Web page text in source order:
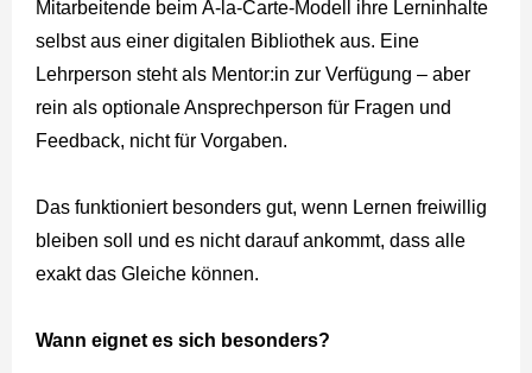
Mitarbeitende beim À-la-Carte-Modell ihre Lerninhalte
selbst aus einer digitalen Bibliothek aus. Eine
Lehrperson steht als Mentor:in zur Verfügung – aber
rein als optionale Ansprechperson für Fragen und
Feedback, nicht für Vorgaben.
Das funktioniert besonders gut, wenn Lernen freiwillig
bleiben soll und es nicht darauf ankommt, dass alle
exakt das Gleiche können.
Wann eignet es sich besonders?